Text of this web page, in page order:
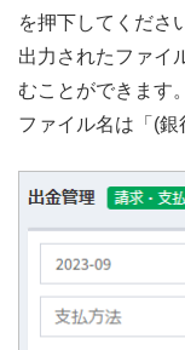
を押下してくださ
出力されたファイ
むことができます。
ファイル名は「(銀